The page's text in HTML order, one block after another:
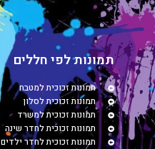
תמונות לפי חללים
תמונות זכוכית למטבח
תמונות זכוכית לסלון
תמונות זכוכית למשרד
תמונות זכוכית לחדר שינה
תמונות זכוכית לחדר ילדים